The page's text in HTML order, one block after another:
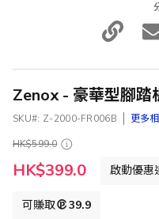
Zenox - 豪華型腳踏
SKU Z-2000-FR006B
更多
HK$599.0
特
殊
HK$399.0 啟動優惠
可賺取 39.9